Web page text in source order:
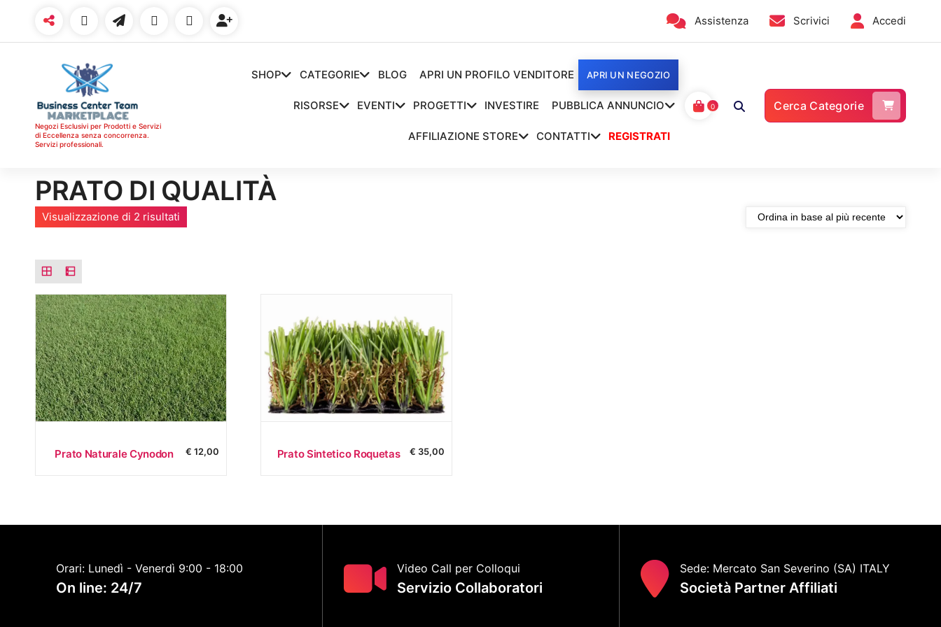
Assistenza Scrivici Accedi
Negozi Esclusivi per Prodotti e Servizi
di Eccellenza senza concorrenza.
Servizi professionali.
SHOP CATEGORIE BLOG APRI UN PROFILO VENDITORE APRI UN NEGOZIO
RISORSE EVENTI PROGETTI INVESTIRE PUBBLICA ANNUNCIO
AFFILIAZIONE STORE CONTATTI REGISTRATI
0 Cerca Categorie
PRATO DI QUALITÀ
Visualizzazione di 2 risultati
r
a
i
n
b
a
s
e
a
l
e
e
Prato Naturale Cynodon € 12,00 Prato Sintetico Roquetas € 35,00
Orari: Lunedì - Venerdì 9:00 - 18:00
On line: 24/7
Video Call per Colloqui
Servizio Collaboratori
Sede: Mercato San Severino (SA) ITALY
Società Partner Affiliati